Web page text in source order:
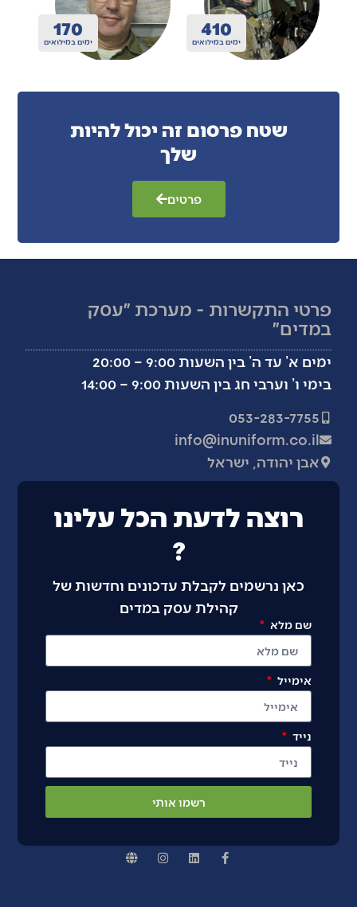
ימים במילואים
410
ימים במילואים
200
שטח פרסום זה יכול להיות
שלך
פרטים
פרטי התקשרות - מערכת ״עסק
במדים״
ימים א’ עד ה’ בין השעות 9:00 – 20:00
בימי ו’ וערבי חג בין השעות 9:00 – 14:00
053-283-7755
info@inuniform.co.il
אבן יהודה, ישראל
רוצה לדעת הכל עלינו
?
כאן נרשמים לקבלת עדכונים וחדשות של
קהילת עסק במדים
שם מלא
אימייל
נייד
רשמו אותי